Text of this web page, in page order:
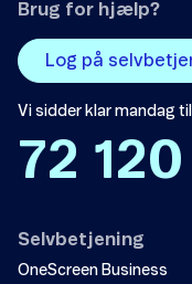
Brug for hjælp?
Log på
Vi sidder klar mandag
72
Selvbetjening
OneScreen Business